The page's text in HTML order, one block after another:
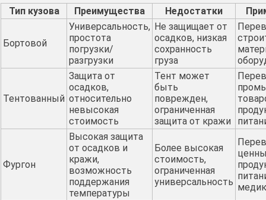
Тип кузова Преимущества Недостатки
Бортовой
Универсальность,
простота
погрузки/
разгрузки
Не защищает от
осадков, низкая
сохранность
груза
Тентованный
Защита от
осадков,
относительно
невысокая
стоимость
Тент может
быть
поврежден,
ограниченная
защита от кражи
Фургон
Высокая защита
от осадков и
кражи,
возможность
поддержания
температуры
Более высокая
стоимость,
ограниченная
универсальность